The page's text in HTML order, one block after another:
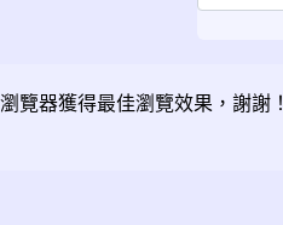
瀏覽器獲得最佳瀏覽效果，謝謝！